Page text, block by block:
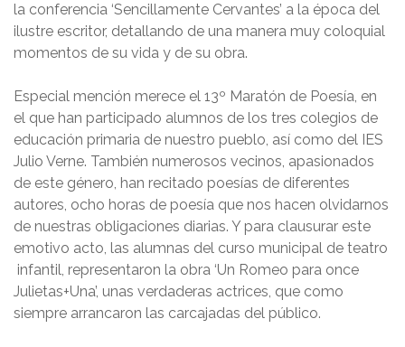
la conferencia ‘Sencillamente Cervantes’ a la época del
ilustre escritor, detallando de una manera muy coloquial
momentos de su vida y de su obra.
Especial mención merece el 13º Maratón de Poesía, en
el que han participado alumnos de los tres colegios de
educación primaria de nuestro pueblo, así como del IES
Julio Verne. También numerosos vecinos, apasionados
de este género, han recitado poesías de diferentes
autores, ocho horas de poesía que nos hacen olvidarnos
de nuestras obligaciones diarias. Y para clausurar este
emotivo acto, las alumnas del curso municipal de teatro
infantil, representaron la obra ‘Un Romeo para once
Julietas+Una’, unas verdaderas actrices, que como
siempre arrancaron las carcajadas del público.